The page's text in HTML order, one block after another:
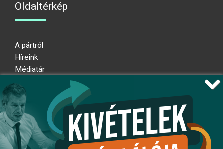
Oldaltérkép
A pártról
Híreink
Médiatár
Adatkezelési nyilatkozat
Átláthatósági nyilatkozat
Ugrás az oldal tetejére
Kövessen minket!